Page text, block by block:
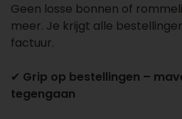
Geen losse bonnen of
meer. Je krijgt alle
factuur.
✔ Grip op bestellingen –
tegengaan